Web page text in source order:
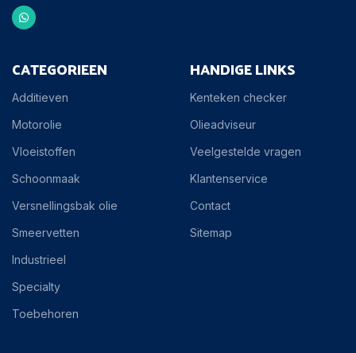
CATEGORIEEN
Additieven
Motorolie
Vloeistoffen
Schoonmaak
Versnellingsbak olie
Smeervetten
Industrieel
Specialty
Toebehoren
HANDIGE LINKS
Kenteken checker
Olieadviseur
Veelgestelde vragen
Klantenservice
Contact
Sitemap